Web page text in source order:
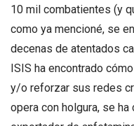
10 mil combatientes (y
como ya mencioné, se
decenas de atentados
ISIS ha encontrado
y/o reforzar sus redes
opera con holgura, se